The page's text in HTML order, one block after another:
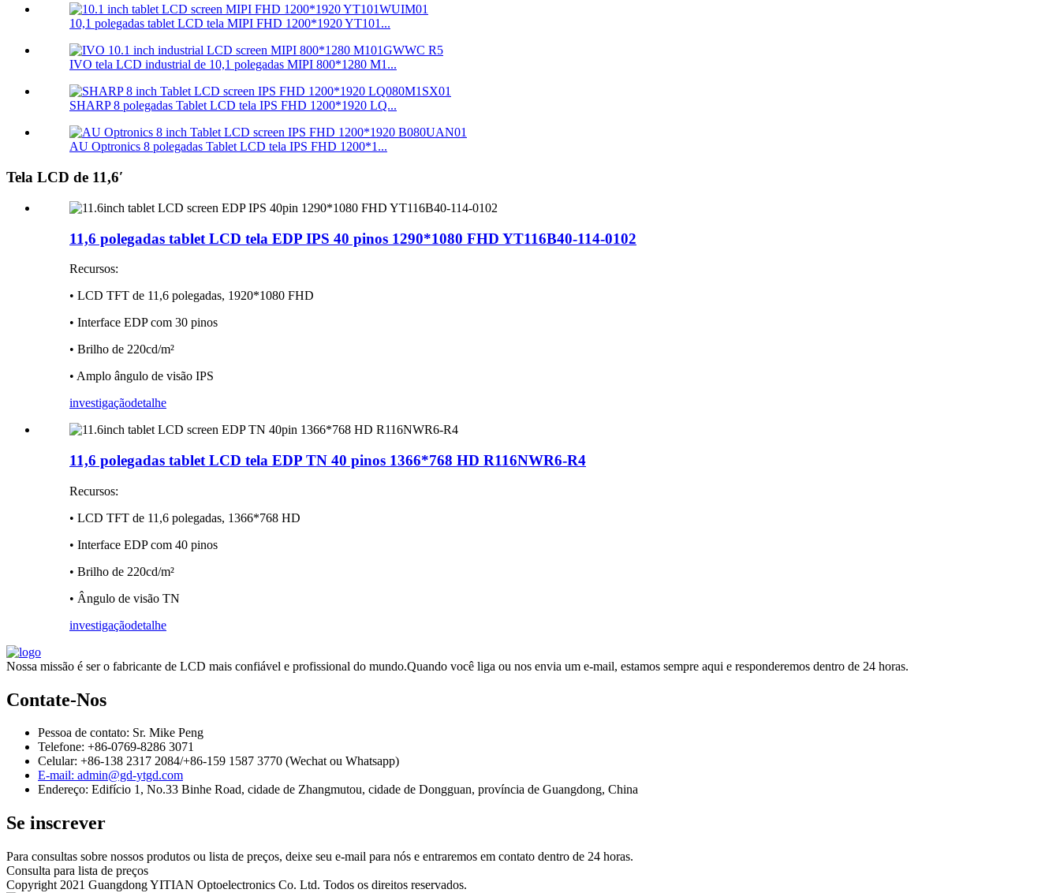
10,1 polegadas tablet LCD tela MIPI FHD 1200*1920 YT101...
IVO tela LCD industrial de 10,1 polegadas MIPI 800*1280 M1...
SHARP 8 polegadas Tablet LCD tela IPS FHD 1200*1920 LQ...
AU Optronics 8 polegadas Tablet LCD tela IPS FHD 1200*1...
Tela LCD de 11,6′
11,6 polegadas tablet LCD tela EDP IPS 40 pinos 1290*1080 FHD YT116B40-114-0102
Recursos:
• LCD TFT de 11,6 polegadas, 1920*1080 FHD
• Interface EDP com 30 pinos
• Brilho de 220cd/m²
• Amplo ângulo de visão IPS
investigaçãodetalhe
11,6 polegadas tablet LCD tela EDP TN 40 pinos 1366*768 HD R116NWR6-R4
Recursos:
• LCD TFT de 11,6 polegadas, 1366*768 HD
• Interface EDP com 40 pinos
• Brilho de 220cd/m²
• Ângulo de visão TN
investigaçãodetalhe
Nossa missão é ser o fabricante de LCD mais confiável e profissional do mundo.Quando você liga ou nos envia um e-mail, estamos sempre aqui e responderemos dentro de 24 horas.
Contate-Nos
Pessoa de contato: Sr. Mike Peng
Telefone: +86-0769-8286 3071
Celular: +86-138 2317 2084/+86-159 1587 3770 (Wechat ou Whatsapp)
E-mail: admin@gd-ytgd.com
Endereço: Edifício 1, No.33 Binhe Road, cidade de Zhangmutou, cidade de Dongguan, província de Guangdong, China
Se inscrever
Para consultas sobre nossos produtos ou lista de preços, deixe seu e-mail para nós e entraremos em contato dentro de 24 horas.
Consulta para lista de preços
Copyright 2021 Guangdong YITIAN Optoelectronics Co. Ltd. Todos os direitos reservados.